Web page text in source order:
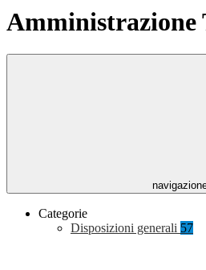
Amministrazione
Categorie
Disposizioni generali 57